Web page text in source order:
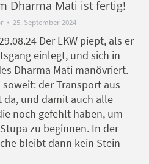
Dharma Mati ist fertig!
25. September 2024
Der LKW piept, als er
einlegt, und sich in
Dharma Mati manövriert.
soweit: der Transport aus
da, und damit auch alle
noch gefehlt haben, um
zu beginnen. In der
bleibt dann kein Stein